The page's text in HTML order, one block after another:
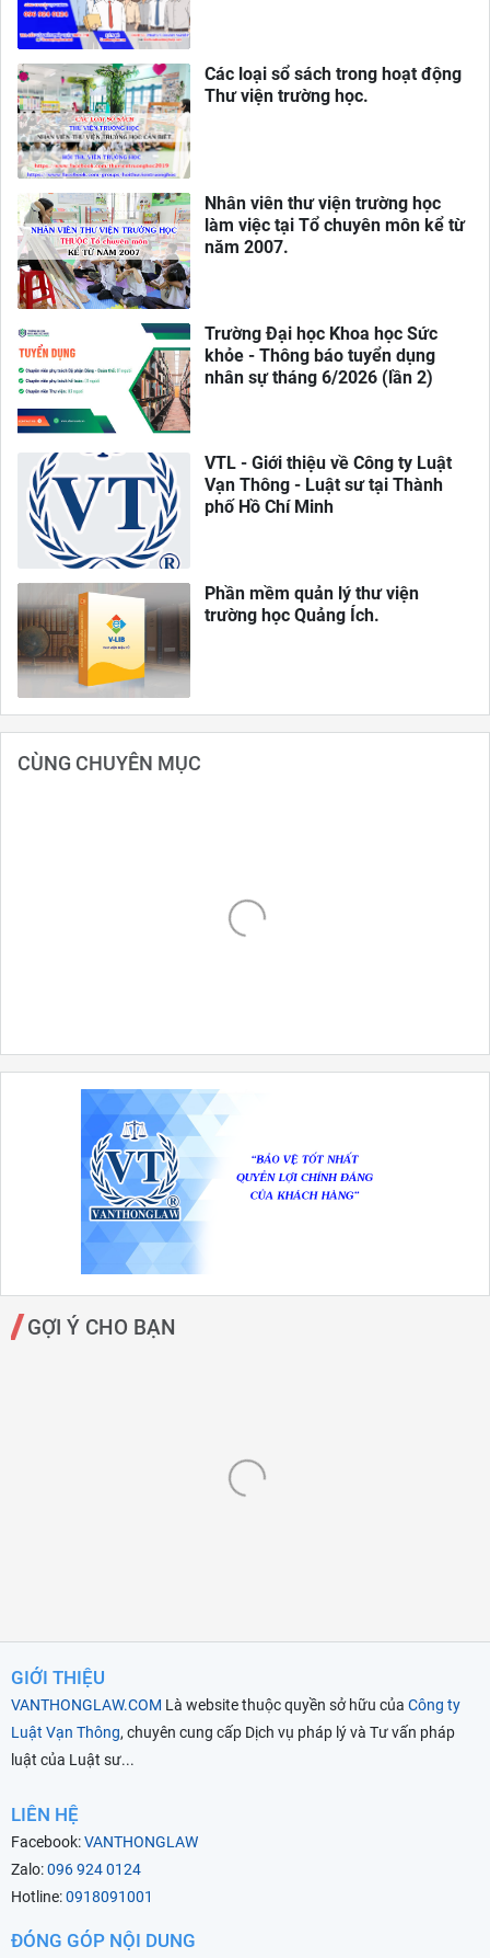
Các loại sổ sách trong hoạt động
Thư viện trường học.
Nhân viên thư viện trường học
làm việc tại Tổ chuyên môn kể từ
năm 2007.
Trường Đại học Khoa học Sức
khỏe - Thông báo tuyển dụng
nhân sự tháng 6/2026 (lần 2)
VTL - Giới thiệu về Công ty Luật
Vạn Thông - Luật sư tại Thành
phố Hồ Chí Minh
Phần mềm quản lý thư viện
trường học Quảng Ích.
CÙNG CHUYÊN MỤC
GỢI Ý CHO BẠN
GIỚI THIỆU
VANTHONGLAW.COM Là website thuộc quyền sở hữu của Công ty
Luật Vạn Thông, chuyên cung cấp Dịch vụ pháp lý và Tư vấn pháp
luật của Luật sư...
LIÊN HỆ
Facebook:VANTHONGLAW
Zalo:096 924 0124
Hotline:0918091001
ĐÓNG GÓP NỘI DUNG